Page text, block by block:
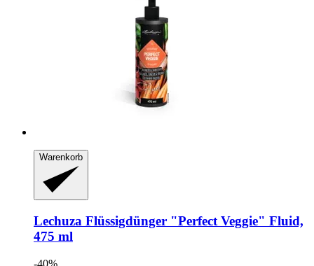
Warenkorb
Lechuza Flüssigdünger "Perfect Veggie" Fluid,
475 ml
-40%